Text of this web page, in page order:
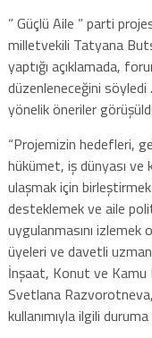
” Güçlü Aile ” parti
milletvekili Tatyana
yaptığı açıklamada,
düzenleneceğini
yönelik öneriler
“Projemizin hedefleri,
hükümet, iş dünyası ve
ulaşmak için
desteklemek ve aile
uygulanmasını izlemek
üyeleri ve davetli
İnşaat, Konut ve Kamu
Svetlana
kullanımıyla ilgili